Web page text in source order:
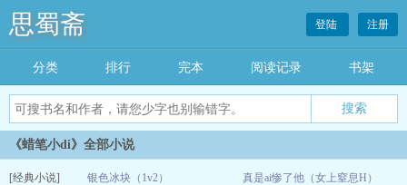
思蜀斋 登陆 注册
分类 排行 完本 阅读记录 书架
《蜡笔小di》全部小说
[经典小说] 银色冰块（1v2） 真是ai惨了他（女上窒息H）